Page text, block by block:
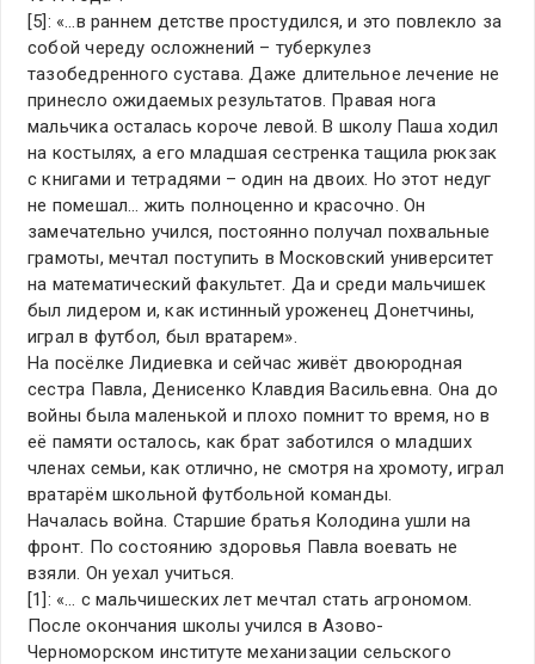
[5]: «…в раннем детстве простудился, и это повлекло за
собой череду осложнений – туберкулез
тазобедренного сустава. Даже длительное лечение не
принесло ожидаемых результатов. Правая нога
мальчика осталась короче левой. В школу Паша ходил
на костылях, а его младшая сестренка тащила рюкзак
с книгами и тетрадями – один на двоих. Но этот недуг
не помешал… жить полноценно и красочно. Он
замечательно учился, постоянно получал похвальные
грамоты, мечтал поступить в Московский университет
на математический факультет. Да и среди мальчишек
был лидером и, как истинный уроженец Донетчины,
играл в футбол, был вратарем».
На посёлке Лидиевка и сейчас живёт двоюродная
сестра Павла, Денисенко Клавдия Васильевна. Она до
войны была маленькой и плохо помнит то время, но в
её памяти осталось, как брат заботился о младших
членах семьи, как отлично, не смотря на хромоту, играл
вратарём школьной футбольной команды.
Началась война. Старшие братья Колодина ушли на
фронт. По состоянию здоровья Павла воевать не
взяли. Он уехал учиться.
[1]: «… с мальчишеских лет мечтал стать агрономом.
После окончания школы учился в Азово-
Черноморском институте механизации сельского